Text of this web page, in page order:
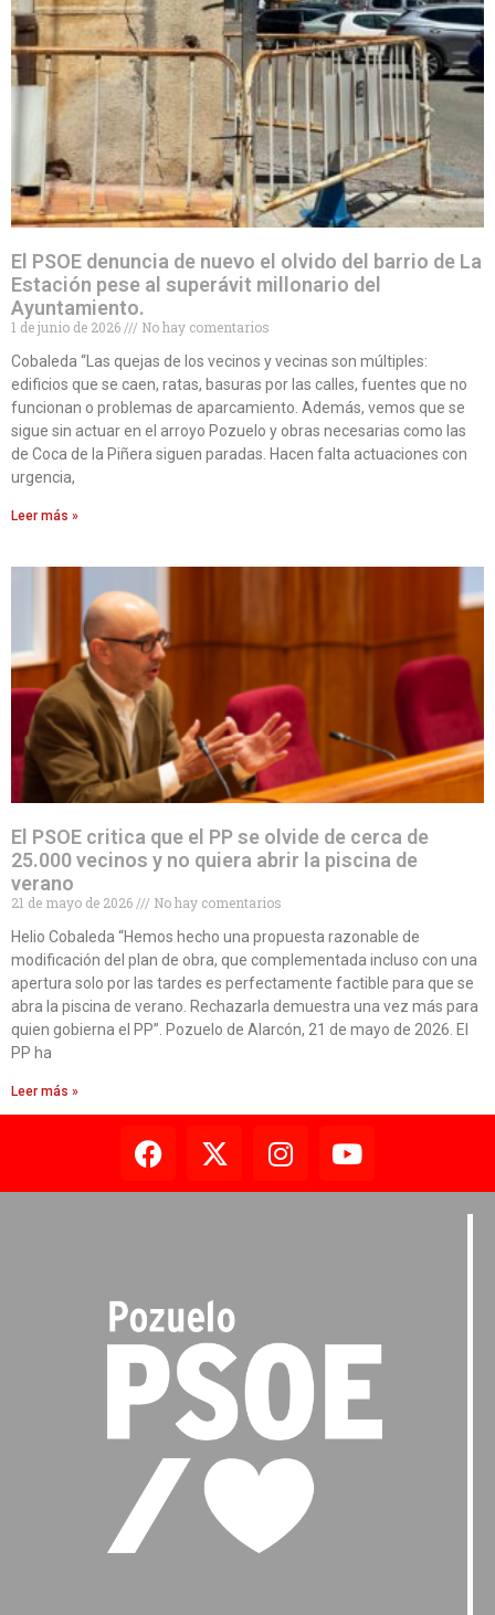
El PSOE denuncia de nuevo el olvido del barrio de La
Estación pese al superávit millonario del
Ayuntamiento.
1 de junio de 2026
No hay comentarios
Cobaleda “Las quejas de los vecinos y vecinas son múltiples:
edificios que se caen, ratas, basuras por las calles, fuentes que no
funcionan o problemas de aparcamiento. Además, vemos que se
sigue sin actuar en el arroyo Pozuelo y obras necesarias como las
de Coca de la Piñera siguen paradas. Hacen falta actuaciones con
urgencia,
Leer más »
El PSOE critica que el PP se olvide de cerca de
25.000 vecinos y no quiera abrir la piscina de
verano
21 de mayo de 2026
No hay comentarios
Helio Cobaleda “Hemos hecho una propuesta razonable de
modificación del plan de obra, que complementada incluso con una
apertura solo por las tardes es perfectamente factible para que se
abra la piscina de verano. Rechazarla demuestra una vez más para
quien gobierna el PP”. Pozuelo de Alarcón, 21 de mayo de 2026. El
PP ha
Leer más »